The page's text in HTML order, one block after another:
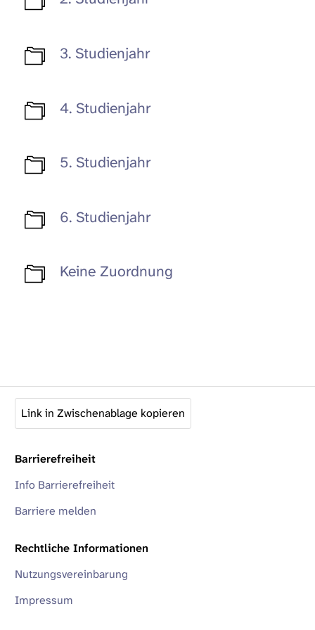
3. Studienjahr
4. Studienjahr
5. Studienjahr
6. Studienjahr
Keine Zuordnung
Link in Zwischenablage kopieren
Barrierefreiheit
Info Barrierefreiheit
Barriere melden
Rechtliche Informationen
Nutzungsvereinbarung
Impressum